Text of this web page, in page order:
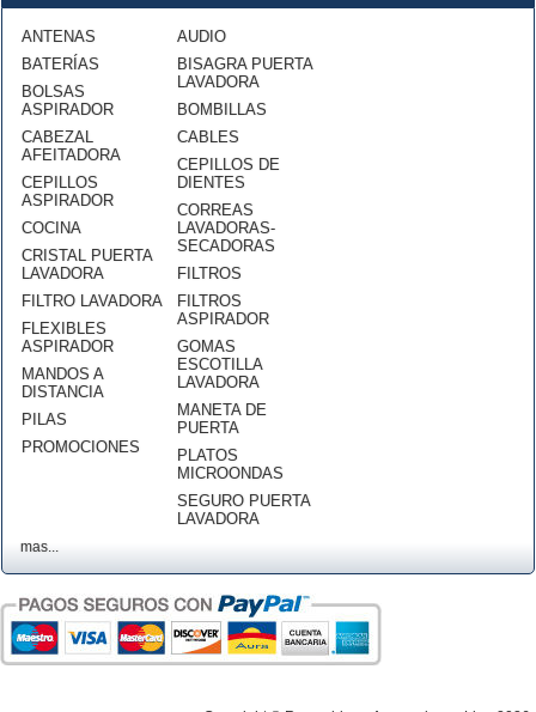
ANTENAS
BATERÍAS
BOLSAS
ASPIRADOR
CABEZAL
AFEITADORA
CEPILLOS
ASPIRADOR
COCINA
CRISTAL PUERTA
LAVADORA
FILTRO LAVADORA
FLEXIBLES
ASPIRADOR
MANDOS A
DISTANCIA
PILAS
PROMOCIONES
AUDIO
BISAGRA PUERTA
LAVADORA
BOMBILLAS
CABLES
CEPILLOS DE
DIENTES
CORREAS
LAVADORAS-
SECADORAS
FILTROS
FILTROS
ASPIRADOR
GOMAS
ESCOTILLA
LAVADORA
MANETA DE
PUERTA
PLATOS
MICROONDAS
SEGURO PUERTA
LAVADORA
mas...